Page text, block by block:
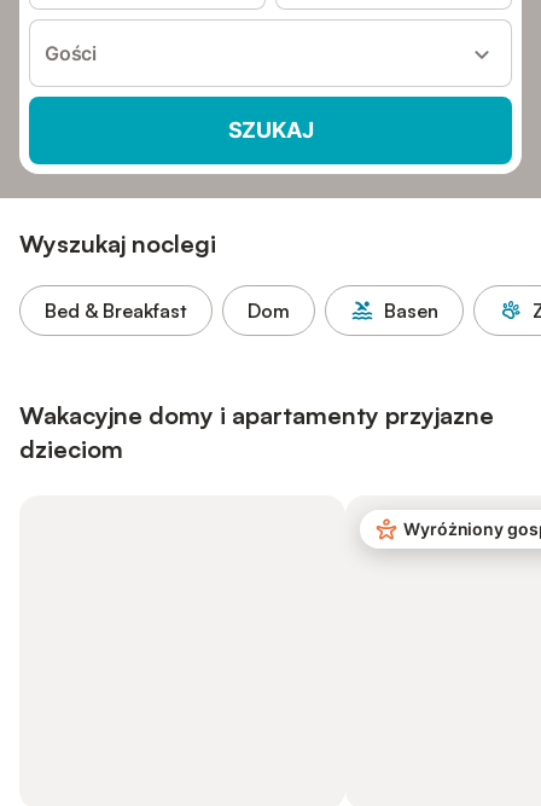
Gości
SZUKAJ
Wyszukaj noclegi
Bed & Breakfast Dom Basen
Wakacyjne domy i apartamenty przyjazne
dzieciom
Wyróżniony